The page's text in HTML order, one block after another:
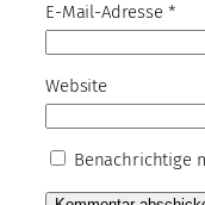
E-Mail-Adresse *
Website
Benachrichtige